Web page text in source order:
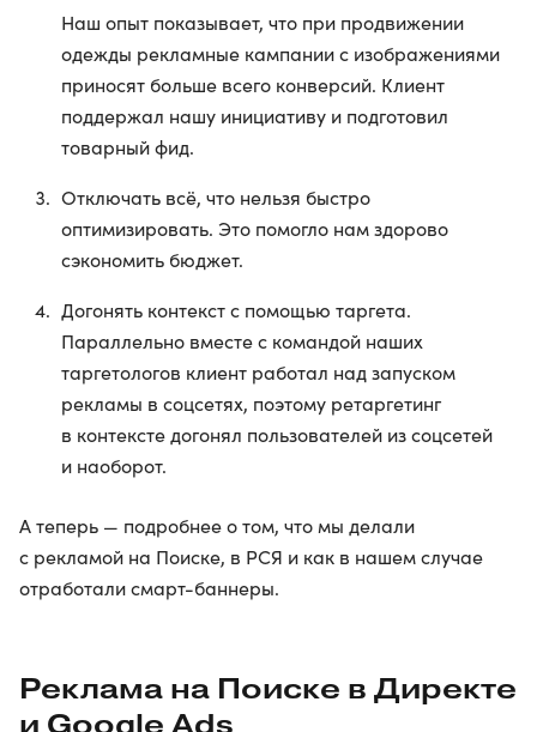
Наш опыт показывает, что при продвижении
одежды рекламные кампании с изображениями
приносят больше всего конверсий. Клиент
поддержал нашу инициативу и подготовил
товарный фид.
Отключать всё, что нельзя быстро
оптимизировать. Это помогло нам здорово
сэкономить бюджет.
Догонять контекст с помощью таргета.
Параллельно вместе с командой наших
таргетологов клиент работал над запуском
рекламы в соцсетях, поэтому ретаргетинг
в контексте догонял пользователей из соцсетей
и наоборот.
А теперь — подробнее о том, что мы делали
с рекламой на Поиске, в РСЯ и как в нашем случае
отработали смарт-баннеры.
Реклама на Поиске в Директе
и Google Ads